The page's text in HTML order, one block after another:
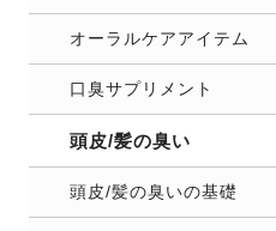
オーラルケアアイテム
口臭サプリメント
頭皮/髪の臭い
頭皮/髪の臭いの基礎